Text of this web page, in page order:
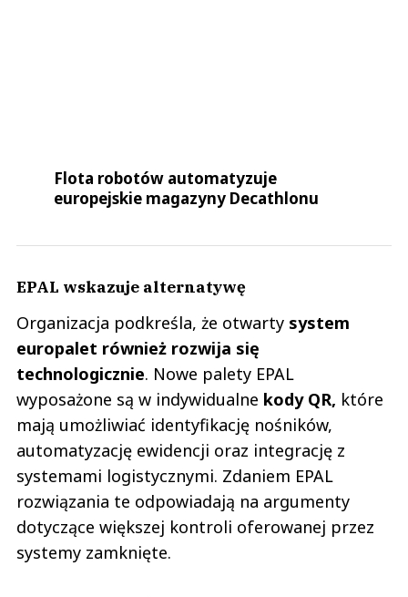
Flota robotów automatyzuje
europejskie magazyny Decathlonu
EPAL wskazuje alternatywę
Organizacja podkreśla, że otwarty system
europalet również rozwija się
technologicznie. Nowe palety EPAL
wyposażone są w indywidualne kody QR, które
mają umożliwiać identyfikację nośników,
automatyzację ewidencji oraz integrację z
systemami logistycznymi. Zdaniem EPAL
rozwiązania te odpowiadają na argumenty
dotyczące większej kontroli oferowanej przez
systemy zamknięte.